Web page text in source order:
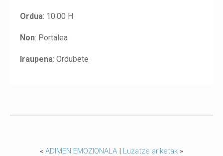
Ordua: 10:00 H
Non: Portalea
Iraupena: Ordubete
« ADIMEN EMOZIONALA | Luzatze ariketak »